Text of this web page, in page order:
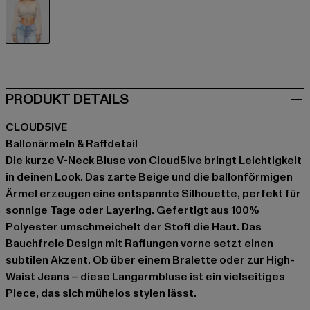
PRODUKT DETAILS
CLOUD5IVE
Ballonärmeln & Raffdetail
Die kurze V-Neck Bluse von Cloud5ive bringt Leichtigkeit
in deinen Look. Das zarte Beige und die ballonförmigen
Ärmel erzeugen eine entspannte Silhouette, perfekt für
sonnige Tage oder Layering. Gefertigt aus 100%
Polyester umschmeichelt der Stoff die Haut. Das
Bauchfreie Design mit Raffungen vorne setzt einen
subtilen Akzent. Ob über einem Bralette oder zur High-
Waist Jeans – diese Langarmbluse ist ein vielseitiges
Piece, das sich mühelos stylen lässt.